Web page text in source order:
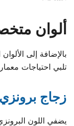
ألوان
بالإضافة إلى
تلبي احتياجات
زجاج برونزي
يضفي اللون